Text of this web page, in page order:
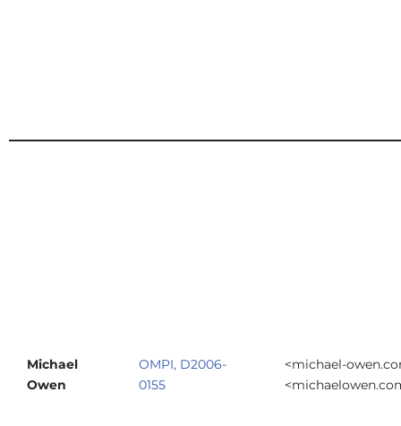
Michael
Owen
OMPI, D2006-
0155
<michael-